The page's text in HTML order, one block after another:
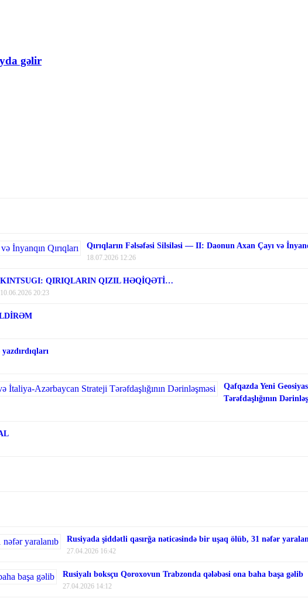
gəlir
Qırıqların Fəlsəfəsi Silsiləsi — II: Daonun Axan Çayı və
18.07.2026 12:26
KINTSUGI: QIRIQLARIN QIZIL HƏQİQƏTİ…
10.06.2026 20:23
Qafqazda Yeni
Tərəfdaşlığının
Rusiyada şiddətli qasırğa nəticəsində bir uşaq ölüb, 31 nəfər
27.04.2026 16:42
Rusiyalı boksçu Qoroxovun Trabzonda qələbəsi ona baha başa gəlib
27.04.2026 14:12